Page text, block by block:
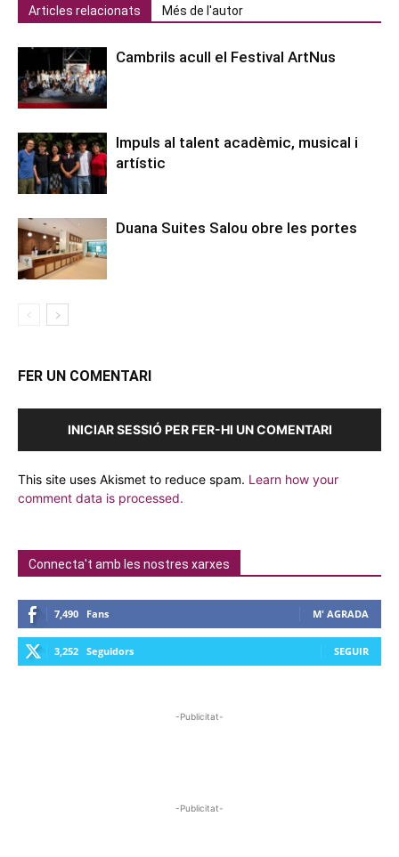
Articles relacionats Més de l'autor
Cambrils acull el Festival ArtNus
Impuls al talent acadèmic, musical i
artístic
Duana Suites Salou obre les portes
FER UN COMENTARI
INICIAR SESSIÓ PER FER-HI UN COMENTARI
This site uses Akismet to reduce spam. Learn how your
comment data is processed.
Connecta't amb les nostres xarxes
7,490 Fans M' AGRADA
3,252 Seguidors SEGUIR
-Publicitat-
-Publicitat-